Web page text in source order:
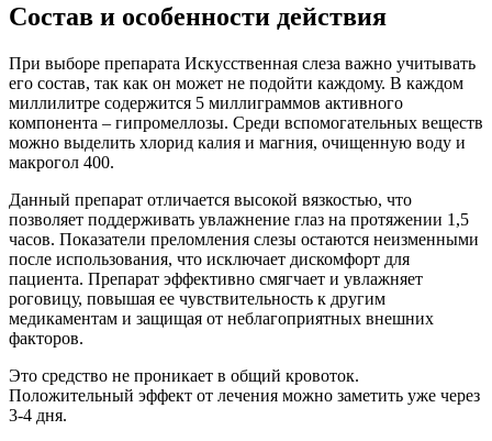
Состав и особенности действия
При выборе препарата Искусственная слеза важно учитывать
его состав, так как он может не подойти каждому. В каждом
миллилитре содержится 5 миллиграммов активного
компонента – гипромеллозы. Среди вспомогательных веществ
можно выделить хлорид калия и магния, очищенную воду и
макрогол 400.
Данный препарат отличается высокой вязкостью, что
позволяет поддерживать увлажнение глаз на протяжении 1,5
часов. Показатели преломления слезы остаются неизменными
после использования, что исключает дискомфорт для
пациента. Препарат эффективно смягчает и увлажняет
роговицу, повышая ее чувствительность к другим
медикаментам и защищая от неблагоприятных внешних
факторов.
Это средство не проникает в общий кровоток.
Положительный эффект от лечения можно заметить уже через
3-4 дня.